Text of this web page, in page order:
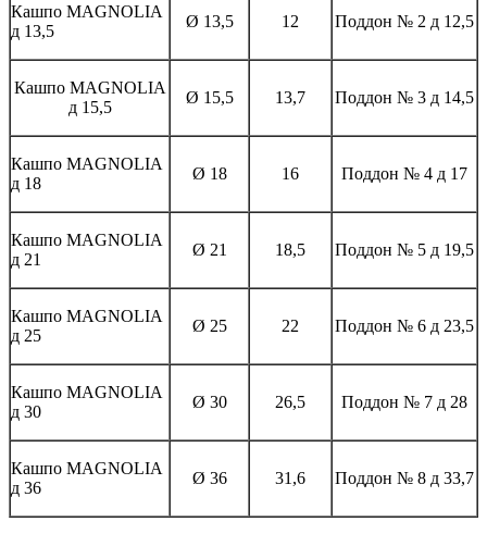
Кашпо MAGNOLIА
д 13,5
Ø 13,5 12 Поддон № 2 д 12,5
Кашпо MAGNOLIА
д 15,5
Ø 15,5 13,7 Поддон № 3 д 14,5
Кашпо MAGNOLIА
д 18
Ø 18 16 Поддон № 4 д 17
Кашпо MAGNOLIА
д 21
Ø 21 18,5 Поддон № 5 д 19,5
Кашпо MAGNOLIА
д 25
Ø 25 22 Поддон № 6 д 23,5
Кашпо MAGNOLIА
д 30
Ø 30 26,5 Поддон № 7 д 28
Кашпо MAGNOLIА
д 36
Ø 36 31,6 Поддон № 8 д 33,7